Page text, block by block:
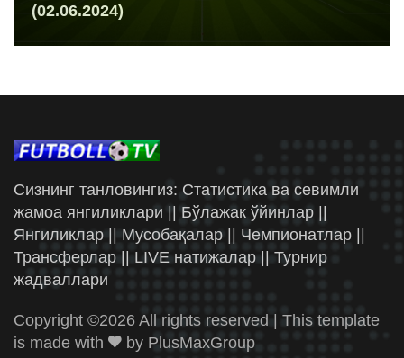
(02.06.2024)
Сизнинг танловингиз: Статистика ва севимли
жамоа янгиликлари || Бўлажак ўйинлар ||
Янгиликлар || Мусобақалар || Чемпионатлар ||
Трансферлар || LIVE натижалар || Турнир
жадваллари
Copyright ©2026 All rights reserved | This template
is made with
by PlusMaxGroup